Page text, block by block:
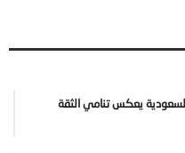
يعكس تنامي الثقة